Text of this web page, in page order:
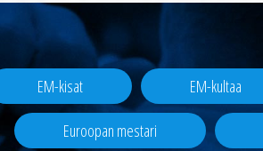
EM-kisat EM-kultaa
Euroopan mestari